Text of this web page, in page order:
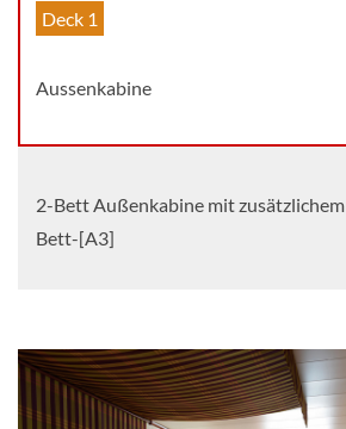
Deck 1
Aussenkabine
2-Bett Außenkabine mit zusätzlichem
Bett-[A3]
Aussenkabine